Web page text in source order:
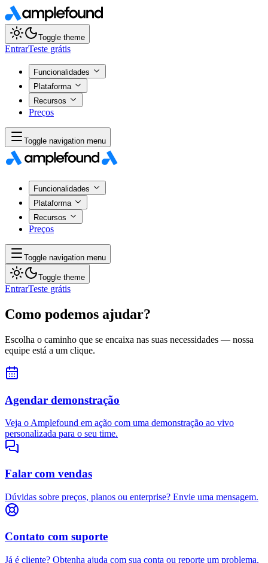
Toggle theme
EntrarTeste grátis
Funcionalidades
Plataforma
Recursos
Preços
Toggle navigation menu
Funcionalidades
Plataforma
Recursos
Preços
Toggle navigation menu
Toggle theme
EntrarTeste grátis
Como podemos ajudar?
Escolha o caminho que se encaixa nas suas necessidades — nossa
equipe está a um clique.
Agendar demonstração
Veja o Amplefound em ação com uma demonstração ao vivo
personalizada para o seu time.
Falar com vendas
Dúvidas sobre preços, planos ou enterprise? Envie uma mensagem.
Contato com suporte
Já é cliente? Obtenha ajuda com sua conta ou reporte um problema.